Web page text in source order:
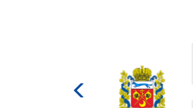
культуры
Российской